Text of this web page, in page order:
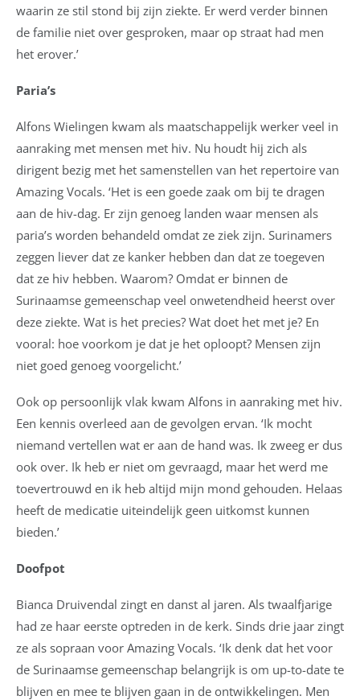
waarin ze stil stond bij zijn ziekte. Er werd verder binnen
de familie niet over gesproken, maar op straat had men
het erover.’
Paria’s
Alfons Wielingen kwam als maatschappelijk werker veel in
aanraking met mensen met hiv. Nu houdt hij zich als
dirigent bezig met het samenstellen van het repertoire van
Amazing Vocals. ‘Het is een goede zaak om bij te dragen
aan de hiv-dag. Er zijn genoeg landen waar mensen als
paria’s worden behandeld omdat ze ziek zijn. Surinamers
zeggen liever dat ze kanker hebben dan dat ze toegeven
dat ze hiv hebben. Waarom? Omdat er binnen de
Surinaamse gemeenschap veel onwetendheid heerst over
deze ziekte. Wat is het precies? Wat doet het met je? En
vooral: hoe voorkom je dat je het oploopt? Mensen zijn
niet goed genoeg voorgelicht.’
Ook op persoonlijk vlak kwam Alfons in aanraking met hiv.
Een kennis overleed aan de gevolgen ervan. ‘Ik mocht
niemand vertellen wat er aan de hand was. Ik zweeg er dus
ook over. Ik heb er niet om gevraagd, maar het werd me
toevertrouwd en ik heb altijd mijn mond gehouden. Helaas
heeft de medicatie uiteindelijk geen uitkomst kunnen
bieden.’
Doofpot
Bianca Druivendal zingt en danst al jaren. Als twaalfjarige
had ze haar eerste optreden in de kerk. Sinds drie jaar zingt
ze als sopraan voor Amazing Vocals. ‘Ik denk dat het voor
de Surinaamse gemeenschap belangrijk is om up-to-date te
blijven en mee te blijven gaan in de ontwikkelingen. Men